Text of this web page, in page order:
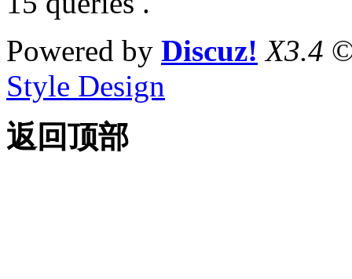
Powered by Discuz! X3.4
Style Design
返回顶部